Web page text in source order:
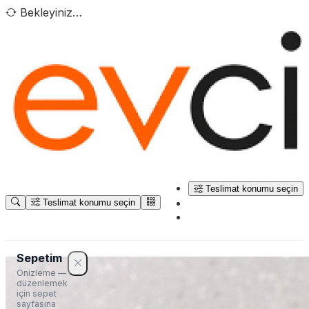
Bekleyiniz…
Teslimat konumu seçin
Teslimat konumu seçin
Sepetim
Önizleme —
düzenlemek
için sepet
sayfasına